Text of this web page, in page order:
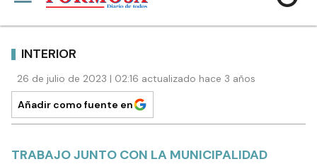
INTERIOR
26 de julio de 2023 | 02:16 actualizado hace 3 años
Añadir como fuente en
TRABAJO JUNTO CON LA MUNICIPALIDAD